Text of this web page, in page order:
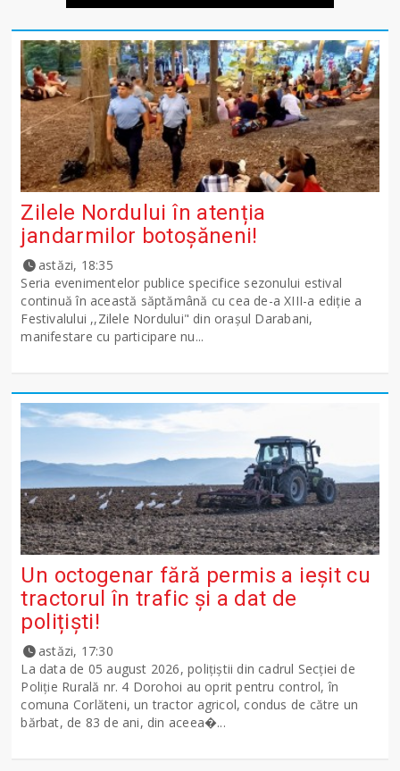
Zilele Nordului în atenția
jandarmilor botoșăneni!
astăzi, 18:35
Seria evenimentelor publice specifice sezonului estival
continuă în această săptămână cu cea de-a XIII-a ediție a
Festivalului ,,Zilele Nordului" din orașul Darabani,
manifestare cu participare nu...
Un octogenar fără permis a ieșit cu
tractorul în trafic și a dat de
polițiști!
astăzi, 17:30
La data de 05 august 2026, polițiștii din cadrul Secției de
Poliție Rurală nr. 4 Dorohoi au oprit pentru control, în
comuna Corlăteni, un tractor agricol, condus de către un
bărbat, de 83 de ani, din aceea�...